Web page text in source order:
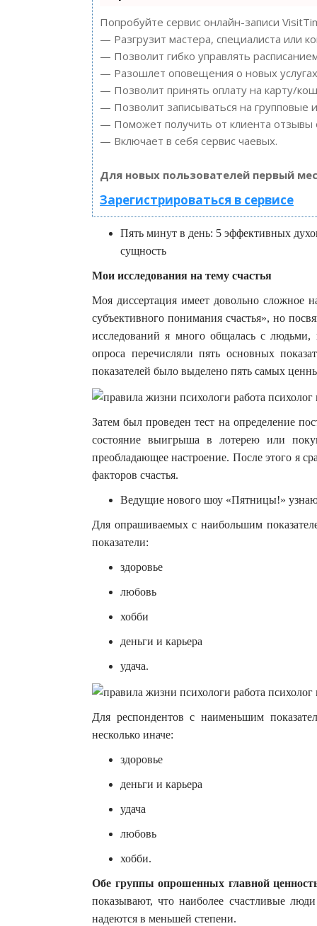
Попробуйте сервис онлайн-записи
— Разгрузит мастера, специалиста или
— Позволит гибко управлять
— Разошлет оповещения о новых
— Позволит принять оплату на карту/
— Позволит записываться на групповые
— Поможет получить от клиента отзывы
— Включает в себя сервис чаевых.
Для новых пользователей первый
Зарегистрироваться в сервисе
Пять минут в день: 5 эффективных
сущность
Мои исследования на тему счастья
Моя диссертация имеет довольно сложное
субъективного понимания счастья», но
исследований я много общалась с
опроса перечисляли пять основных
показателей было выделено пять самых
Затем был проведен тест на определение
состояние выигрыша в лотерею или
преобладающее настроение. После этого я
факторов счастья.
Ведущие нового шоу «Пятницы!»
Для опрашиваемых с наибольшим
показатели:
здоровье
любовь
хобби
деньги и карьера
удача.
Для респондентов с наименьшим
несколько иначе:
здоровье
деньги и карьера
удача
любовь
хобби.
Обе группы опрошенных главной
показывают, что наиболее счастливые
надеются в меньшей степени.